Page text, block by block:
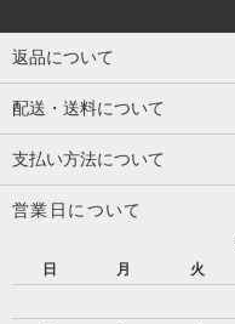
返品について
配送・送料について
支払い方法について
営業日について
日
月 火